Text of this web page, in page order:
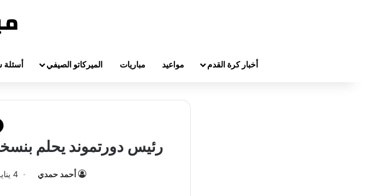
أخبار كرة القدم مواعيد مباريات الميركاتو الصيفي أسئلة
رئيس دورتموند يحلم
أحمد حمدي 4 يناير، 2021